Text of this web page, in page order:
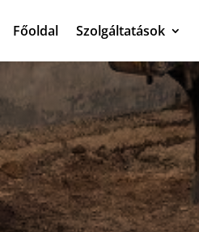
Főoldal Szolgáltatások